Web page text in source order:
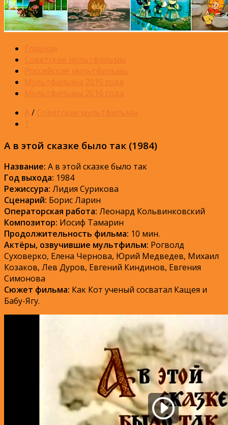
Главная
Советские мультфильмы
Российские мультфильмы
Мультфильмы 2015 года
Мультфильмы 2016 года
А/ Советские мультфильмы
1
А в этой сказке было так (1984)
Название: А в этой сказке было так
Год выхода: 1984
Режиссура: Лидия Сурикова
Сценарий: Борис Ларин
Операторская работа: Леонард Кольвинковский
Композитор: Иосиф Тамарин
Продолжительность фильма: 10 мин.
Актёры, озвучившие мультфильм: Рогволд
Суховерко, Елена Чернова, Юрий Медведев, Михаил
Козаков, Лев Дуров, Евгений Киндинов, Евгения
Симонова
Сюжет фильма: Как Кот ученый сосватал Кащея и
Бабу-Ягу.